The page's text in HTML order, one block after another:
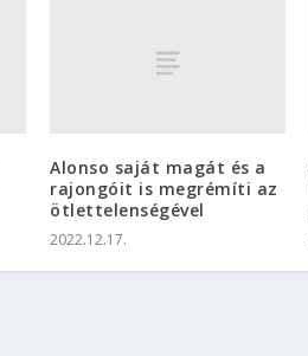
Alonso saját magát és a
rajongóit is megrémíti az
ötlettelenségével
2022.12.17.